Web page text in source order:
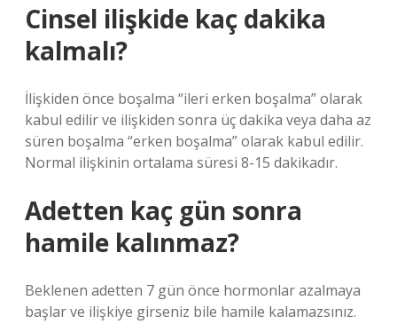
Cinsel ilişkide kaç dakika
kalmalı?
İlişkiden önce boşalma “ileri erken boşalma” olarak
kabul edilir ve ilişkiden sonra üç dakika veya daha az
süren boşalma “erken boşalma” olarak kabul edilir.
Normal ilişkinin ortalama süresi 8-15 dakikadır.
Adetten kaç gün sonra
hamile kalınmaz?
Beklenen adetten 7 gün önce hormonlar azalmaya
başlar ve ilişkiye girseniz bile hamile kalamazsınız.